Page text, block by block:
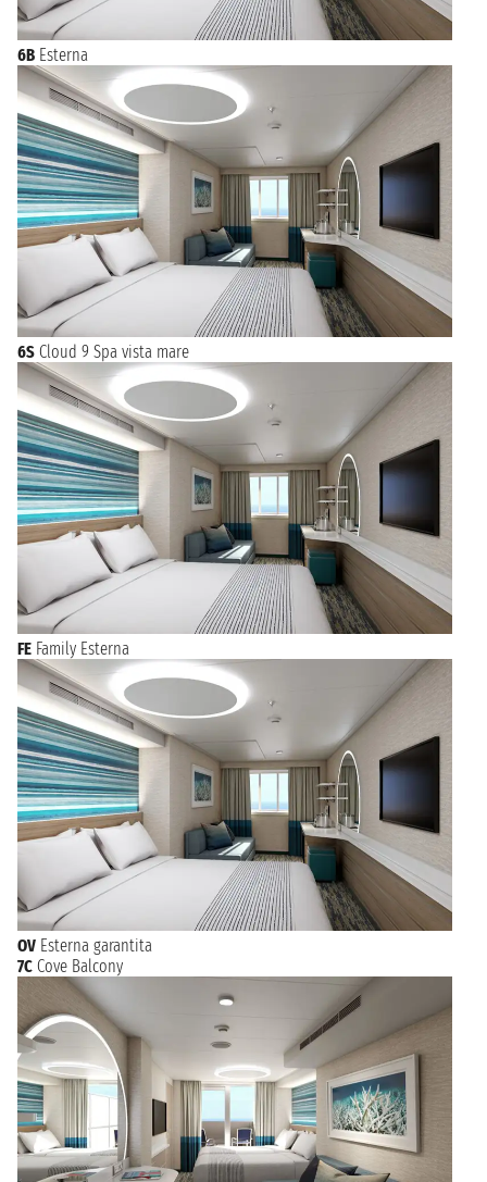
6B Esterna
6S Cloud 9 Spa vista mare
FE Family Esterna
OV Esterna garantita
7C Cove Balcony